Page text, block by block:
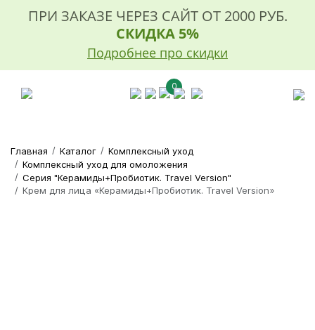
ПРИ ЗАКАЗЕ ЧЕРЕЗ САЙТ ОТ 2000 РУБ.
СКИДКА 5%
Подробнее про скидки
0
Главная Каталог
Комплексный уход
Комплексный уход для омоложения
Серия "Керамиды+Пробиотик. Travel Version"
Крем для лица «Керамиды+Пробиотик. Travel Version»